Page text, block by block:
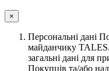
×
Персональні дані
майданчику
загальні дані для
Покупців та/або